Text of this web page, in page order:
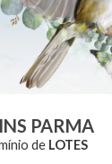
PARMA
de LOTES